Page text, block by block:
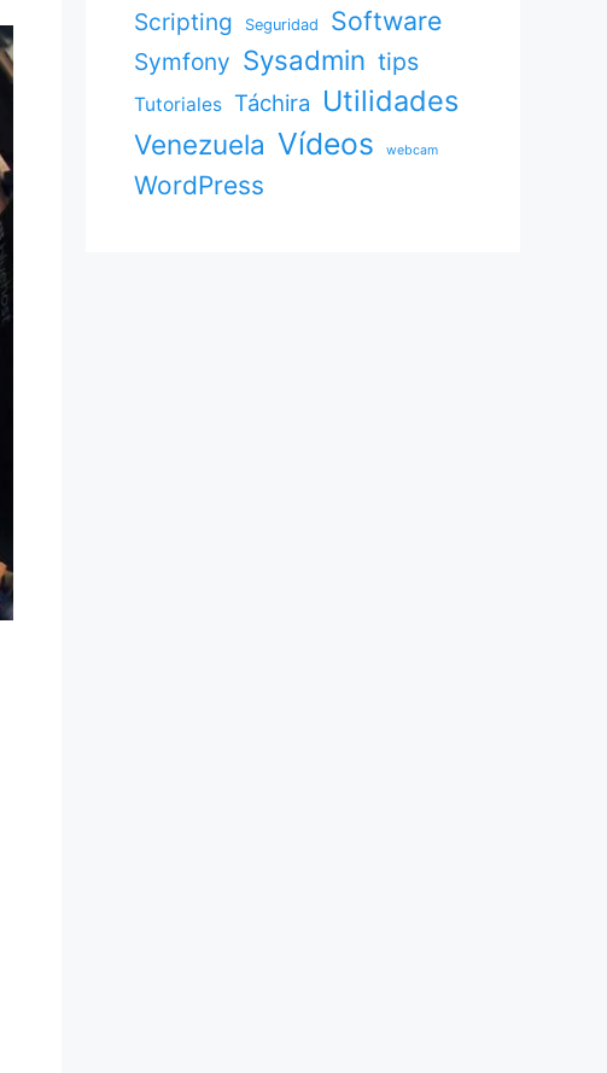
Scripting Seguridad Software
Symfony Sysadmin tips
Tutoriales Táchira Utilidades
Venezuela Vídeos webcam
WordPress